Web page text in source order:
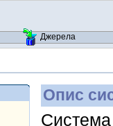
Джерела
Опис